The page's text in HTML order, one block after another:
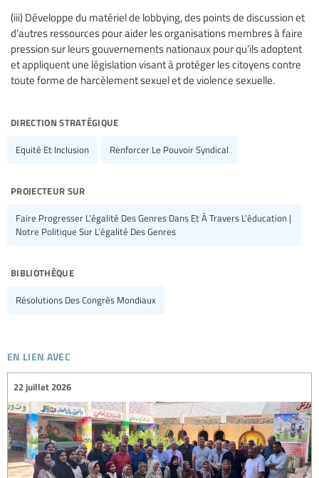
(iii) Développe du matériel de lobbying, des points de discussion et
d’autres ressources pour aider les organisations membres à faire
pression sur leurs gouvernements nationaux pour qu’ils adoptent
et appliquent une législation visant à protéger les citoyens contre
toute forme de harcèlement sexuel et de violence sexuelle.
direction stratégique
Equité Et Inclusion Renforcer Le Pouvoir Syndical
projecteur sur
Faire Progresser L’égalité Des Genres Dans Et À Travers L’éducation |
Notre Politique Sur L’égalité Des Genres
bibliothèque
Résolutions Des Congrès Mondiaux
en lien avec
22 juillet 2026